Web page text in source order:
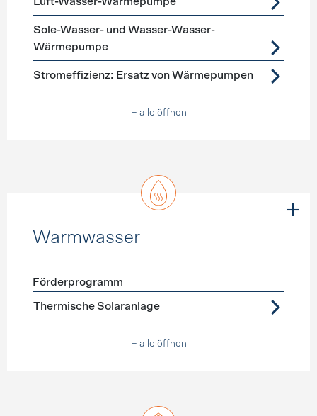
Sole-Wasser- und Wasser-Wasser-
Wärmepumpe
Stromeffizienz: Ersatz von Wärmepumpen
+ alle öffnen
Warmwasser
Förderprogramme Warmwasser
Förderprogramm
Thermische Solaranlage
+ alle öffnen